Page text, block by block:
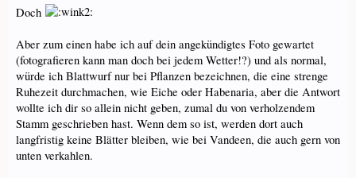
Doch
Aber zum einen habe ich auf dein angekündigtes Foto gewartet
(fotografieren kann man doch bei jedem Wetter!?) und als normal,
würde ich Blattwurf nur bei Pflanzen bezeichnen, die eine strenge
Ruhezeit durchmachen, wie Eiche oder Habenaria, aber die Antwort
wollte ich dir so allein nicht geben, zumal du von verholzendem
Stamm geschrieben hast. Wenn dem so ist, werden dort auch
langfristig keine Blätter bleiben, wie bei Vandeen, die auch gern von
unten verkahlen.